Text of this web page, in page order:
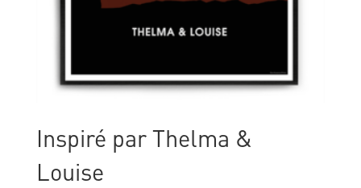
Inspiré par Thelma &
Louise